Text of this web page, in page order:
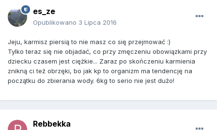
es_ze
Opublikowano 3 Lipca 2016
Jeju, karmisz piersią to nie masz co się przejmować :)
Tylko teraz się nie objadać, co przy zmęczeniu obowiązkami przy
dziecku czasem jest ciężkie... Zaraz po skończeniu karmienia
znikną ci też obrzęki, bo jak kp to organizm ma tendencję na
początku do zbierania wody. 6kg to serio nie jest dużo!
Rebbekka